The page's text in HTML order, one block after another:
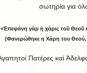
«Ἐπεφάνη γὰρ ἡ χάρις τοῦ Θεοῦ
(Φανερώθηκε η Χάρη του
Πατέρες καί